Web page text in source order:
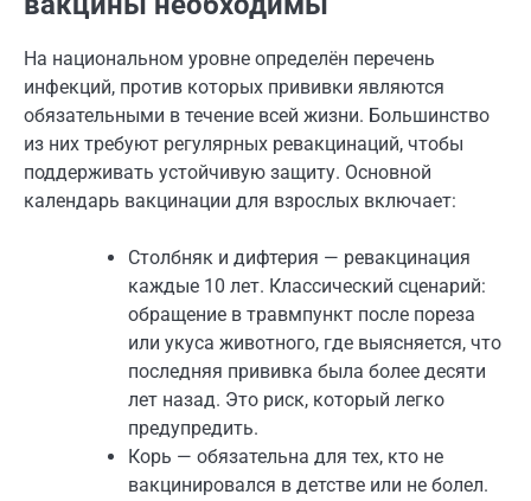
На национальном уровне определён перечень
инфекций, против которых прививки являются
обязательными в течение всей жизни. Большинство
из них требуют регулярных ревакцинаций, чтобы
поддерживать устойчивую защиту. Основной
календарь вакцинации для взрослых включает:
Столбняк и дифтерия — ревакцинация
каждые 10 лет. Классический сценарий:
обращение в травмпункт после пореза
или укуса животного, где выясняется, что
последняя прививка была более десяти
лет назад. Это риск, который легко
предупредить.
Корь — обязательна для тех, кто не
вакцинировался в детстве или не болел.